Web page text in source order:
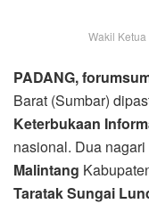
Wakil Ketua
PADANG,
Barat (Sumbar)
Keterbukaan
nasional. Dua
Malintang
Taratak Sungai